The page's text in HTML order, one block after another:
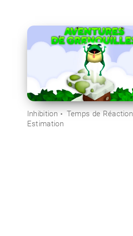
Inhibition
Temps de Réaction
Estimation